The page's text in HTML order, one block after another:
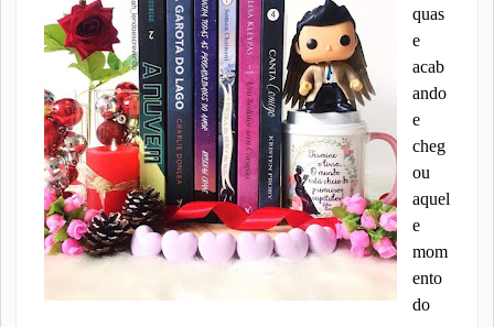
quas
e
acab
ando
e
cheg
ou
aquel
e
mom
ento
do